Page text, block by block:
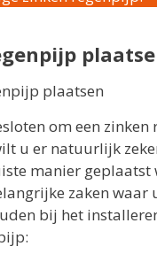
om een zinken
u er natuurlijk
manier geplaatst
zaken waar
bij het